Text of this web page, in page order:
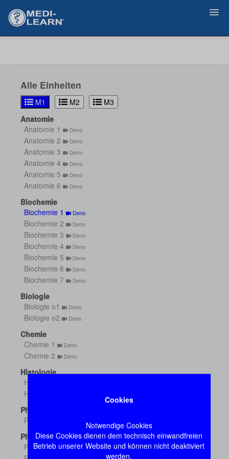
Cookies
Notwendige Cookies
Diese Cookies dienen dem technisch einwandfreien
Betrieb unserer Website und können nicht deaktiviert
werden.
Alle Einheiten
M1 M2
M3
Anatomie
Anatomie 1
Demo
Anatomie 2 Demo
Anatomie 3 Demo
Anatomie 4 Demo
Anatomie 5 Demo
Anatomie 6 Demo
Biochemie
Biochemie 1
Demo
Biochemie 2 Demo
Biochemie 3 Demo
Biochemie 4 Demo
Biochemie 5 Demo
Biochemie 6 Demo
Biochemie 7 Demo
Biologie
Biologie o1
Demo
Biologie o2 Demo
Chemie
Chemie 1
Demo
Chemie 2 Demo
Histologie
Histologie s1
Histologie s2
Physik
Physik
Physiologie
Physiologie 1
Demo